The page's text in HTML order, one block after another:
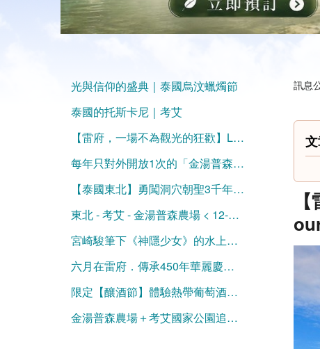
訊息
光與信仰的盛典｜泰國烏汶蠟燭節
泰國的托斯卡尼｜考艾
【雷府，一場不為觀光的狂歡】Loei: The Celebration Unspoiled by Tourism
每年只對外開放1次的「金湯普森農場」2024/12/7-2025/1/1冬季限定！
【泰國東北】勇闖洞穴朝聖3千年前壁畫！喜歡小眾深度遊的首選！
東北 - 考艾 - 金湯普森農場 < 12-1月限定 >
宮崎駿筆下《神隱少女》的水上火車之旅
六月在雷府．傳承450年華麗慶典等你來！
限定【釀酒節】體驗熱帶葡萄酒莊豐收慶典
金湯普森農場＋考艾國家公園追尋野生大象